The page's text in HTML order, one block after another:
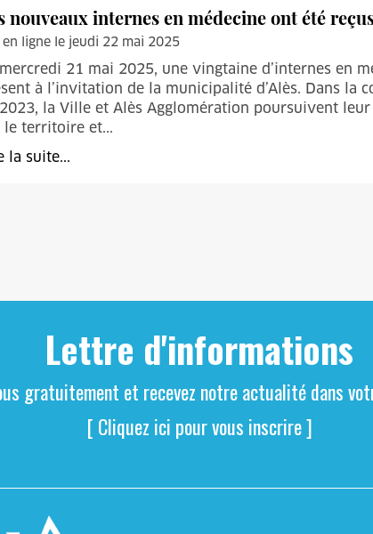
nouveaux internes en médecine ont été
en ligne le jeudi 22 mai 2025
21 mai 2025, une vingtaine d’internes en
à l’invitation de la municipalité d’Alès. Dans la
la Ville et Alès Agglomération poursuivent
le territoire et...
la suite...
Lettre d'informations
gratuitement et recevez notre actualité dans
[ Cliquez ici pour vous inscrire ]